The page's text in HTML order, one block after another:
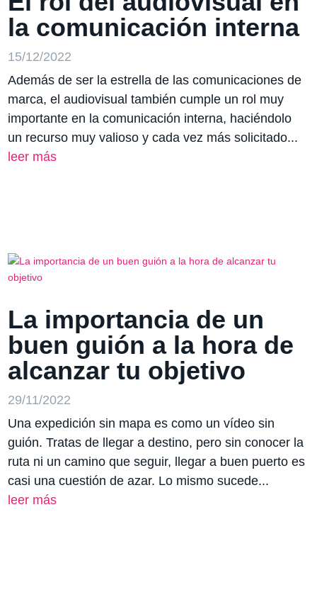
la comunicación interna
15/12/2022
Además de ser la estrella de las comunicaciones de
marca, el audiovisual también cumple un rol muy
importante en la comunicación interna, haciéndolo
un recurso muy valioso y cada vez más solicitado...
leer más
La importancia de un
buen guión a la hora de
alcanzar tu objetivo
29/11/2022
Una expedición sin mapa es como un vídeo sin
guión. Tratas de llegar a destino, pero sin conocer la
ruta ni un camino que seguir, llegar a buen puerto es
casi una cuestión de azar. Lo mismo sucede...
leer más